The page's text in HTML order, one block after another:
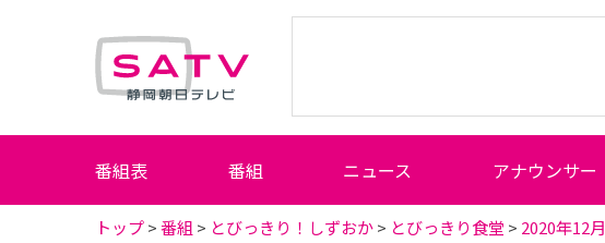
番組表 番組 ニュース アナウンサー
トップ>番組 > とびっきり！しずおか> とびっきり食堂 > 2020年12月